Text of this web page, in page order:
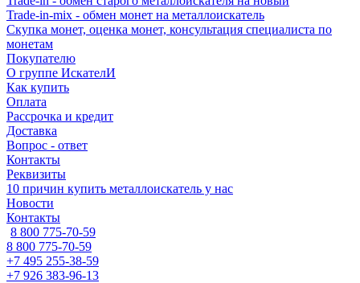
Trade-in-mix - обмен монет на металлоискатель
Скупка монет, оценка монет, консультация специалиста по
монетам
Покупателю
О группе ИскателИ
Как купить
Оплата
Рассрочка и кредит
Доставка
Вопрос - ответ
Контакты
Реквизиты
10 причин купить металлоискатель у нас
Новости
Контакты
8 800 775-70-59
8 800 775-70-59
+7 495 255-38-59
+7 926 383-96-13